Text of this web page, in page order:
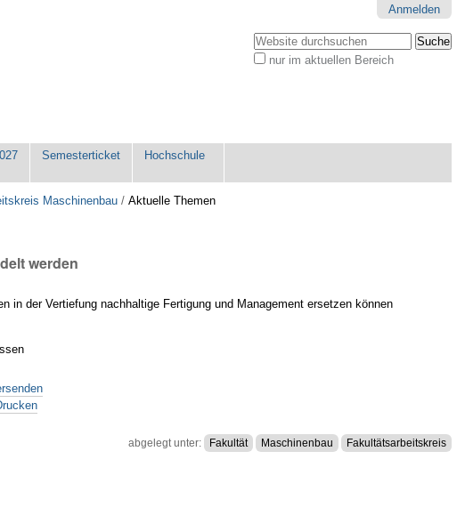
Anmelden
Website durchsuchen
nur im aktuellen Bereich
Semesterticket Hochschule
Maschinenbau /Aktuelle Themen
werden
in der Vertiefung nachhaltige Fertigung und Management ersetzen können
abgelegt unter: Fakultät Maschinenbau Fakultätsarbeitskreis